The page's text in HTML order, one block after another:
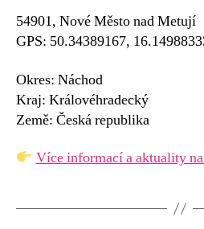
54901, Nové Město nad Metují
GPS: 50.34389167,
Okres: Náchod
Kraj: Královéhradecký
Země: Česká republika
Více informací a aktuality